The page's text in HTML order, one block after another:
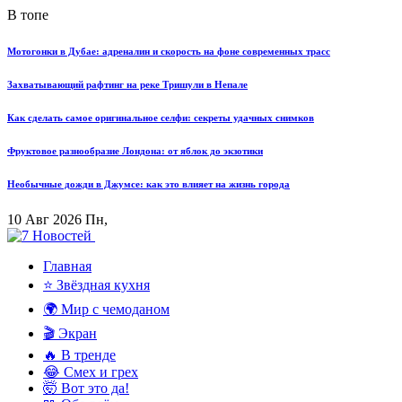
В топе
Мотогонки в Дубае: адреналин и скорость на фоне современных трасс
Захватывающий рафтинг на реке Тришули в Непале
Как сделать самое оригинальное селфи: секреты удачных снимков
Фруктовое разнообразие Лондона: от яблок до экзотики
Необычные дожди в Джумсе: как это влияет на жизнь города
10 Авг 2026 Пн,
Главная
⭐ Звёздная кухня
🌍 Мир с чемоданом
🎬 Экран
🔥 В тренде
😂 Смех и грех
🤯 Вот это да!